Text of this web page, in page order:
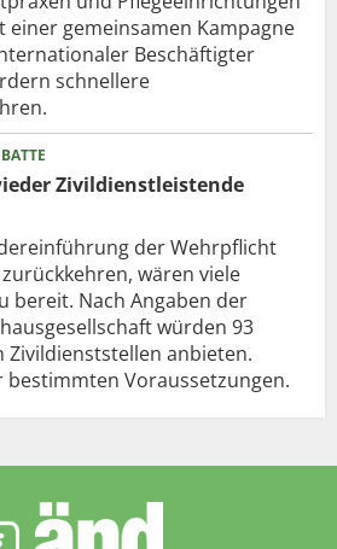
einer gemeinsamen Kampagne
Beschäftigter
schnellere
Zivildienstleistende
der Wehrpflicht
wären viele
bereit. Nach Angaben der
würden 93
Zivildienststellen anbieten.
Voraussetzungen.